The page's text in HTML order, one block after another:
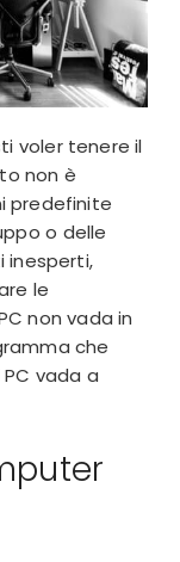
voler tenere il
non è
predefinite
o delle
inesperti,
le
non vada in
che
vada a